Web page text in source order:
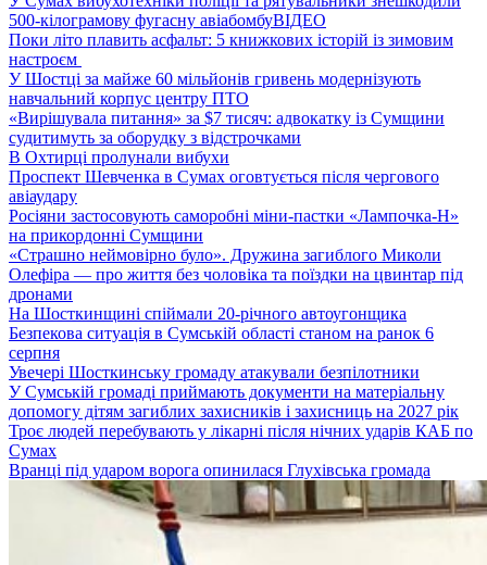
500-кілограмову фугасну авіабомбуВІДЕО
Поки літо плавить асфальт: 5 книжкових історій із зимовим
настроєм
У Шостці за майже 60 мільйонів гривень модернізують
навчальний корпус центру ПТО
«Вирішувала питання» за $7 тисяч: адвокатку із Сумщини
судитимуть за оборудку з відстрочками
В Охтирці пролунали вибухи
Проспект Шевченка в Сумах оговтується після чергового
авіаудару
Росіяни застосовують саморобні міни-пастки «Лампочка-Н»
на прикордонні Сумщини
«Страшно неймовірно було». Дружина загиблого Миколи
Олефіра — про життя без чоловіка та поїздки на цвинтар під
дронами
На Шосткинщині спіймали 20-річного автоугонщика
Безпекова ситуація в Сумській області станом на ранок 6
серпня
Увечері Шосткинську громаду атакували безпілотники
У Сумській громаді приймають документи на матеріальну
допомогу дітям загиблих захисників і захисниць на 2027 рік
Троє людей перебувають у лікарні після нічних ударів КАБ по
Сумах
Вранці під ударом ворога опинилася Глухівська громада